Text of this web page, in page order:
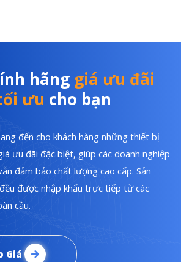
hãng giá ưu đãi
ưu cho bạn
đến cho khách hàng những thiết bị
ưu đãi đặc biệt, giúp các doanh nghiệp
đảm bảo chất lượng cao cấp. Sản
được nhập khẩu trực tiếp từ các
cầu.
Giá